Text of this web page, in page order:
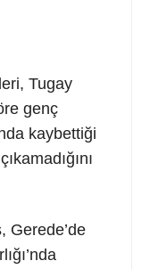
Tugay
genç
kaybettiği
Gerede’de